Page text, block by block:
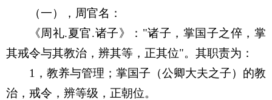
（一），周官名：
《周礼.夏官.诸子》： "诸子，掌国子之倅，掌
其戒令与其教治，辨其等，正其位"。其职责为：
1 ，教养与管理；掌国子（公卿大夫之子）的教
治，戒令，辨等级，正朝位。